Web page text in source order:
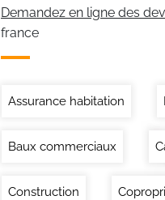
Demandez en ligne des
france
Assurance habitation
Baux commerciaux
Construction